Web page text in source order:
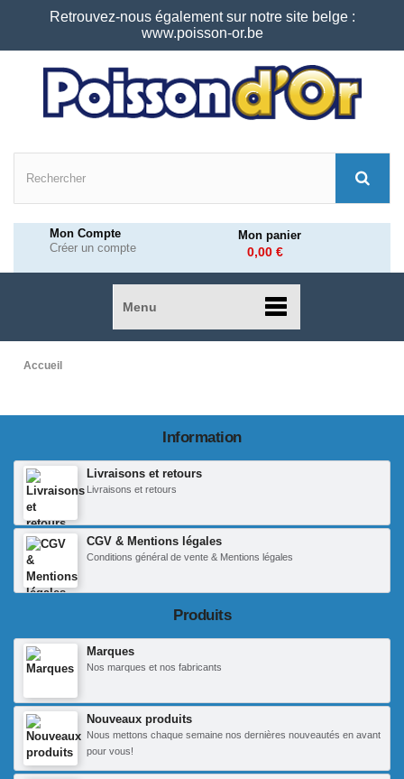
Retrouvez-nous également sur notre site belge :
www.poisson-or.be
Mon Compte
Créer un compte
Mon panier
0,00 €
Menu
Accueil
Information
Livraisons et retours
Livraisons et retours
CGV & Mentions légales
Conditions général de vente & Mentions légales
Produits
Marques
Nos marques et nos fabricants
Nouveaux produits
Nous mettons chaque semaine nos dernières nouveautés en avant
pour vous!